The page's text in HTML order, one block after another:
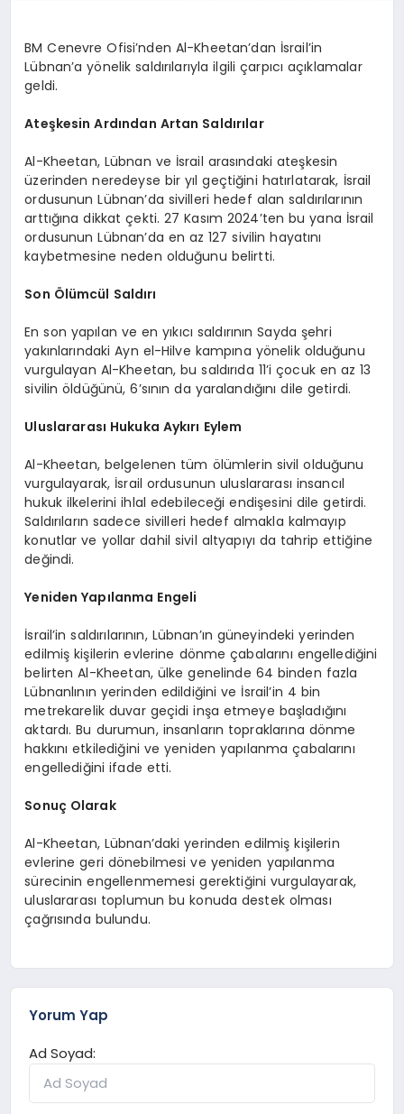
BM Cenevre Ofisi’nden Al-Kheetan’dan İsrail’in
Lübnan’a yönelik saldırılarıyla ilgili çarpıcı açıklamalar
geldi.
Ateşkesin Ardından Artan Saldırılar
Al-Kheetan, Lübnan ve İsrail arasındaki ateşkesin
üzerinden neredeyse bir yıl geçtiğini hatırlatarak, İsrail
ordusunun Lübnan’da sivilleri hedef alan saldırılarının
arttığına dikkat çekti. 27 Kasım 2024’ten bu yana İsrail
ordusunun Lübnan’da en az 127 sivilin hayatını
kaybetmesine neden olduğunu belirtti.
Son Ölümcül Saldırı
En son yapılan ve en yıkıcı saldırının Sayda şehri
yakınlarındaki Ayn el-Hilve kampına yönelik olduğunu
vurgulayan Al-Kheetan, bu saldırıda 11’i çocuk en az 13
sivilin öldüğünü, 6’sının da yaralandığını dile getirdi.
Uluslararası Hukuka Aykırı Eylem
Al-Kheetan, belgelenen tüm ölümlerin sivil olduğunu
vurgulayarak, İsrail ordusunun uluslararası insancıl
hukuk ilkelerini ihlal edebileceği endişesini dile getirdi.
Saldırıların sadece sivilleri hedef almakla kalmayıp
konutlar ve yollar dahil sivil altyapıyı da tahrip ettiğine
değindi.
Yeniden Yapılanma Engeli
İsrail’in saldırılarının, Lübnan’ın güneyindeki yerinden
edilmiş kişilerin evlerine dönme çabalarını engellediğini
belirten Al-Kheetan, ülke genelinde 64 binden fazla
Lübnanlının yerinden edildiğini ve İsrail’in 4 bin
metrekarelik duvar geçidi inşa etmeye başladığını
aktardı. Bu durumun, insanların topraklarına dönme
hakkını etkilediğini ve yeniden yapılanma çabalarını
engellediğini ifade etti.
Sonuç Olarak
Al-Kheetan, Lübnan’daki yerinden edilmiş kişilerin
evlerine geri dönebilmesi ve yeniden yapılanma
sürecinin engellenmemesi gerektiğini vurgulayarak,
uluslararası toplumun bu konuda destek olması
çağrısında bulundu.
Yorum Yap
Ad Soyad: